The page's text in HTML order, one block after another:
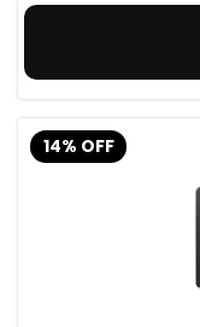
14% OFF